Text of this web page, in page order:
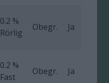
0.2 %
Rörlig
Obegr. Ja
0.2 %
Fast
Obegr. Ja